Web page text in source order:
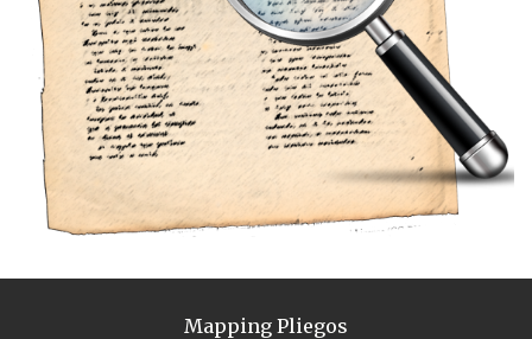
Mapping Pliegos